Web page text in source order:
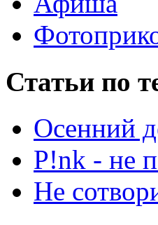
Статьи по
Осенний
P!nk - не
Не